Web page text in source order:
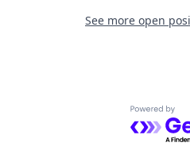
See more open
Powered